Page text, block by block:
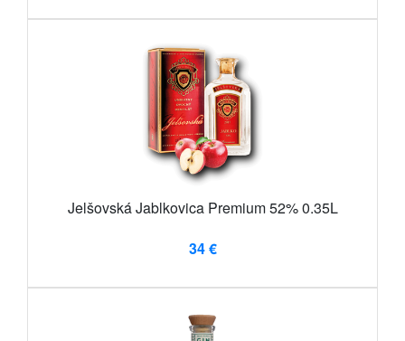
Jelšovská Jablkovica Premium 52% 0.35L
34 €